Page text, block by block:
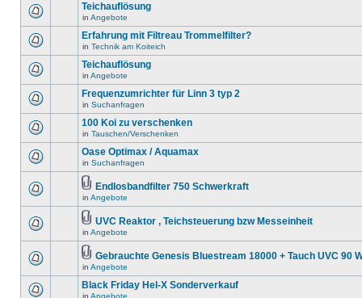
Teichauflösung
in Angebote
Erfahrung mit Filtreau Trommelfilter?
in Technik am Koiteich
Teichauflösung
in Angebote
Frequenzumrichter für Linn 3 typ 2
in Suchanfragen
100 Koi zu verschenken
in Tauschen/Verschenken
Oase Optimax / Aquamax
in Suchanfragen
Endlosbandfilter 750 Schwerkraft
in Angebote
UVC Reaktor , Teichsteuerung bzw Messeinheit
in Angebote
Gebrauchte Genesis Bluestream 18000 + Tauch UVC 90
in Angebote
Black Friday Hel-X Sonderverkauf
in Angebote